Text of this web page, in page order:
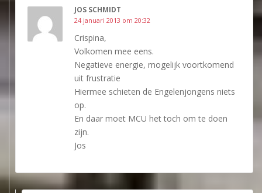
JOS SCHMIDT
24 januari 2013 om 20:32
Crispina,
Volkomen mee eens.
Negatieve energie, mogelijk voortkomend
uit frustratie
Hiermee schieten de Engelenjongens niets
op.
En daar moet MCU het toch om te doen
zijn.
Jos